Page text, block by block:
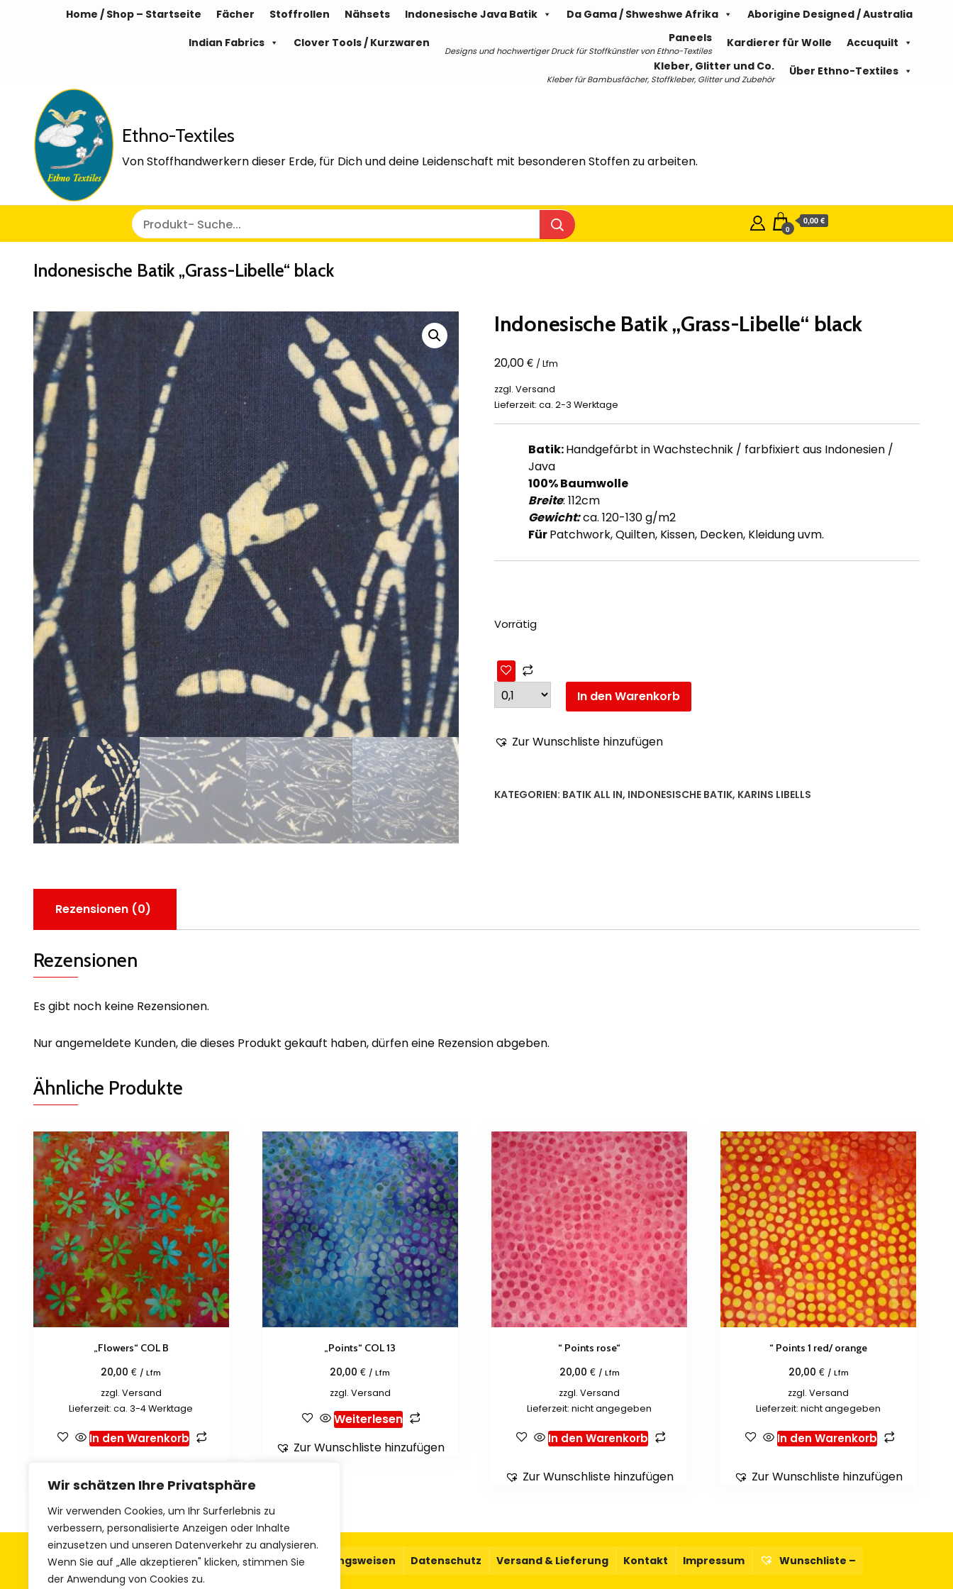
Wir schätzen Ihre Privatsphäre
Wir verwenden Cookies, um Ihr Surferlebnis zu
verbessern, personalisierte Anzeigen oder Inhalte
einzusetzen und unseren Datenverkehr zu analysieren.
Wenn Sie auf „Alle akzeptieren" klicken, stimmen Sie
der Anwendung von Cookies zu.
Home / Shop – Startseite Fächer Stoffrollen Nähsets Indonesische Java Batik Da Gama / Shweshwe Afrika
Aborigine Designed / Australia
Indian Fabrics
Clover Tools / Kurzwaren Paneels
Designs und hochwertiger Druck für Stoffkünstler von Ethno-Textiles
Kardierer für Wolle
Accuquilt
Kleber, Glitter und Co.
Kleber für Bambusfächer, Stoffkleber, Glitter und Zubehör
Über Ethno-Textiles
Ethno-Textiles
Von Stoffhandwerkern dieser Erde, für Dich und deine Leidenschaft mit besonderen Stoffen zu arbeiten.
0
0,00 €
Indonesische Batik „Grass-Libelle“ black
Indonesische Batik „Grass-Libelle“ black
20,00€ / Lfm
zzgl. Versand
Lieferzeit: ca. 2-3 Werktage
Batik:Handgefärbt in Wachstechnik / farbfixiert aus Indonesien /
Java
100% Baumwolle
Breite: 112cm
Gewicht:ca. 120-130 g/m2
FürPatchwork, Quilten, Kissen, Decken, Kleidung uvm.
Vorrätig
In den Warenkorb
Zur Wunschliste hinzufügen
KATEGORIEN: BATIK ALL IN, INDONESISCHE BATIK, KARINS LIBELLS
Rezensionen (0)
Rezensionen
Es gibt noch keine Rezensionen.
Nur angemeldete Kunden, die dieses Produkt gekauft haben, dürfen eine Rezension abgeben.
Ähnliche Produkte
„Flowers“ COL B
20,00€ / Lfm
zzgl. Versand
Lieferzeit: ca. 3-4 Werktage
In den Warenkorb
Zur Wunschliste hinzufügen
„Points“ COL 13
20,00€ / Lfm
zzgl. Versand
Weiterlesen
Zur Wunschliste hinzufügen
“ Points rose“
20,00 € / Lfm
zzgl.Versand
Lieferzeit: nicht angegeben
In den Warenkorb
Zur Wunschliste hinzufügen
“ Points 1 red/ orange
20,00 € / Lfm
zzgl.Versand
Lieferzeit: nicht angegeben
In den Warenkorb
Zur Wunschliste hinzufügen
Allgemeine Geschäftsbedingungen Zahlungsweisen Datenschutz Versand & Lieferung Kontakt Impressum Wunschliste –